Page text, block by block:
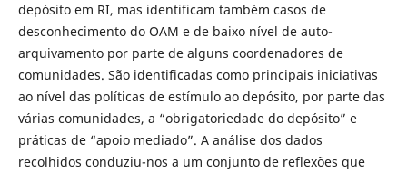
depósito em RI, mas identificam também casos de
desconhecimento do OAM e de baixo nível de auto-
arquivamento por parte de alguns coordenadores de
comunidades. São identificadas como principais iniciativas
ao nível das políticas de estímulo ao depósito, por parte das
várias comunidades, a “obrigatoriedade do depósito” e
práticas de “apoio mediado”. A análise dos dados
recolhidos conduziu-nos a um conjunto de reflexões que